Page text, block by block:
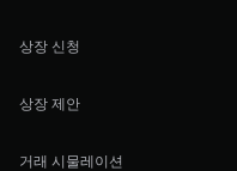
상장 신청
상장 제안
거래 시물레이션